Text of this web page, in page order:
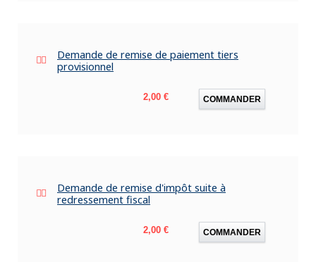
Demande de remise de paiement tiers
provisionnel
Prix
2,00 € COMMANDER
Demande de remise d'impôt suite à
redressement fiscal
Prix
2,00 € COMMANDER